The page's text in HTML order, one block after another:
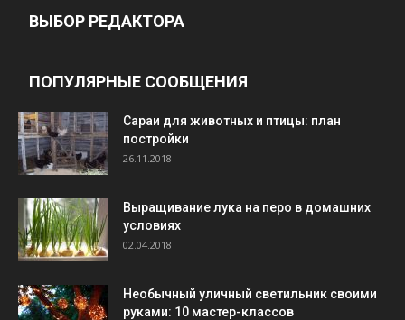
ВЫБОР РЕДАКТОРА
ПОПУЛЯРНЫЕ СООБЩЕНИЯ
Cараи для животных и птицы: план
постройки
26.11.2018
Выращивание лука на перо в домашних
условиях
02.04.2018
Необычный уличный светильник своими
руками: 10 мастер-классов